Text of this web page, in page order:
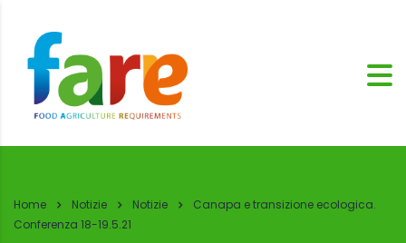
Home Notizie Notizie
Canapa e transizione ecologica.
Conferenza 18-19.5.21